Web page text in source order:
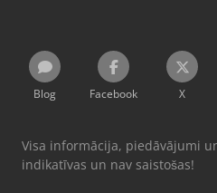
Blog Facebook X
Visa informācija, piedāvājumi
indikatīvas un nav saistošas!